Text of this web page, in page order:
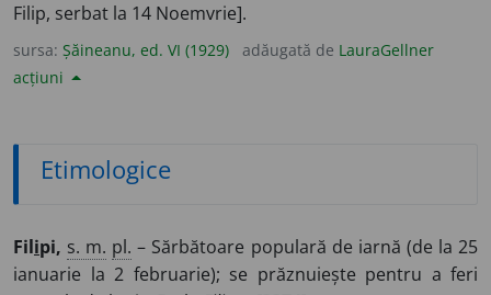
Filip, serbat la 14 Noemvrie].
sursa: Șăineanu, ed. VI (1929) adăugată de LauraGellner
acțiuni
Etimologice
Filipi, s. m. pl. – Sărbătoare populară de iarnă (de la 25
ianuarie la 2 februarie); se prăznuiește pentru a feri